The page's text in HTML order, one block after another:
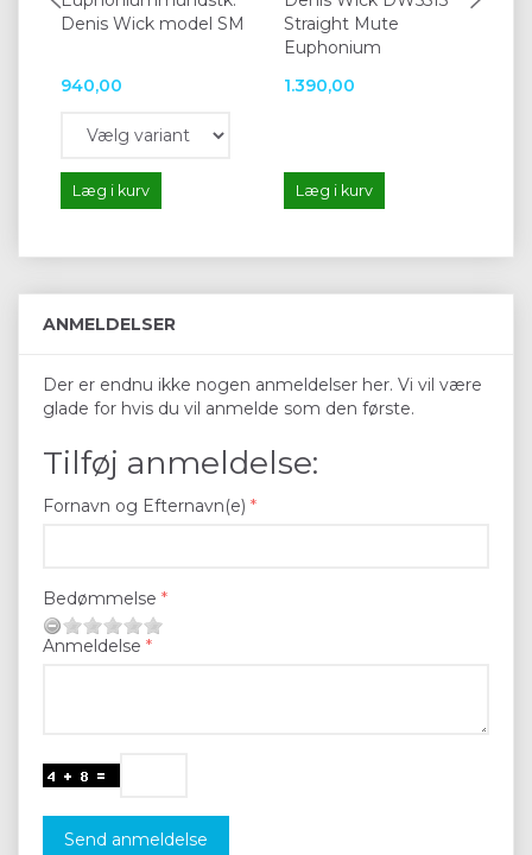
Denis Wick model SM
940,00
Læg i kurv
Straight Mute
Euphonium
1.390,00
Læg i kurv
ANMELDELSER
Der er endnu ikke nogen anmeldelser her. Vi vil være
glade for hvis du vil anmelde som den første.
Tilføj anmeldelse:
Fornavn og Efternavn(e)
Bedømmelse
Anmeldelse
Send anmeldelse